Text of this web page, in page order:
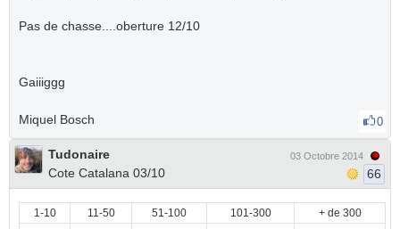
Pas de chasse....oberture 12/10
Gaiiiggg
Miquel Bosch 0
Tudonaire
Cote Catalana 03/10
03 Octobre 2014
66
1-10 11-50 51-100 101-300 + de 300